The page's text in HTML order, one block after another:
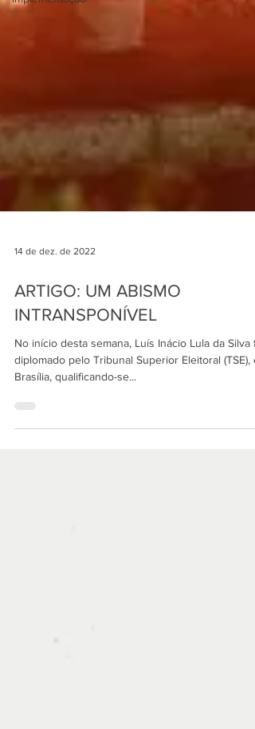
ARTIGO: UM ABISMO
INTRANSPONÍVEL
No início desta semana, Luís Inácio Lula da Silva
diplomado pelo Tribunal Superior Eleitoral (TSE),